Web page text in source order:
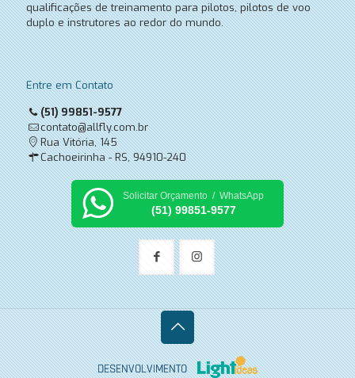
qualificações de treinamento para pilotos, pilotos de voo
duplo e instrutores ao redor do mundo.
Entre em Contato
(51) 99851-9577
contato@allfly.com.br
Rua Vitória, 145
Cachoeirinha - RS, 94910-240
Solicitar Orçamento / WhatsApp
(51) 99851-9577